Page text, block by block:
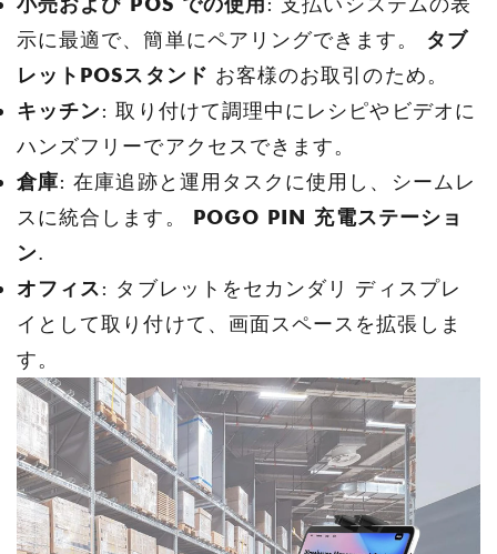
示に最適で、簡単にペアリングできます。
タブ
レットPOSスタンド お客様のお取引のため。
キッチン: 取り付けて調理中にレシピやビデオに
ハンズフリーでアクセスできます。
倉庫: 在庫追跡と運用タスクに使用し、シームレ
スに統合します。 POGO PIN 充電ステーショ
ン.
オフィス: タブレットをセカンダリ ディスプレ
イとして取り付けて、画面スペースを拡張しま
す。